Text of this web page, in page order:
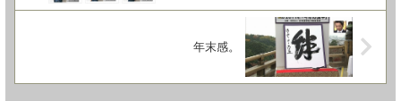
年末感。